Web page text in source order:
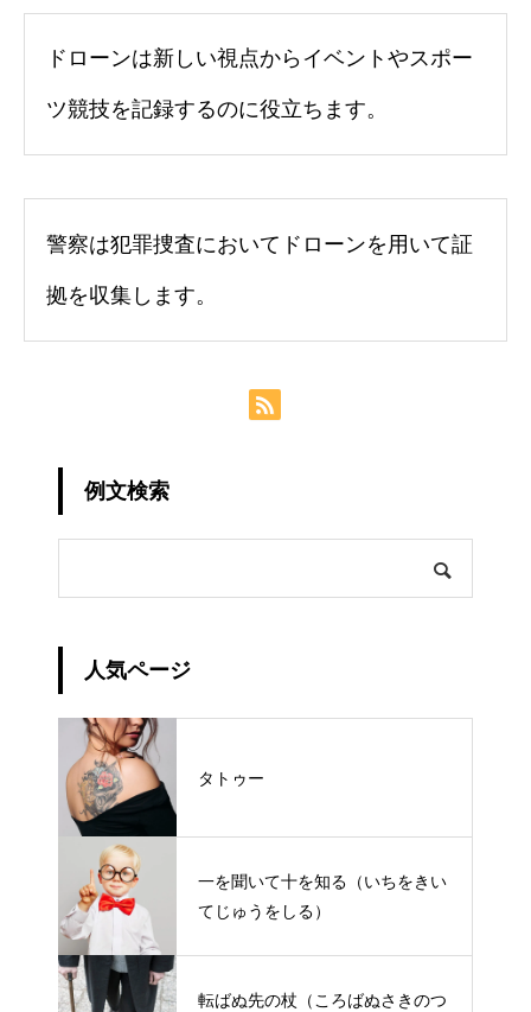
ドローンは新しい視点からイベントやスポー
ツ競技を記録するのに役立ちます。
警察は犯罪捜査においてドローンを用いて証
拠を収集します。
例文検索
人気ページ
タトゥー
一を聞いて十を知る（いちをきい
てじゅうをしる）
転ばぬ先の杖（ころばぬさきのつ